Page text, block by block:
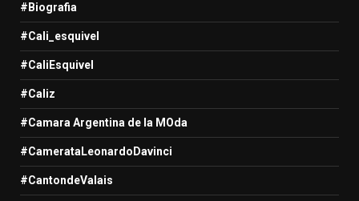
#Biografia
#Cali_esquivel
#CaliEsquivel
#Caliz
#Camara Argentina de la MOda
#CamerataLeonardoDavinci
#CantondeValais